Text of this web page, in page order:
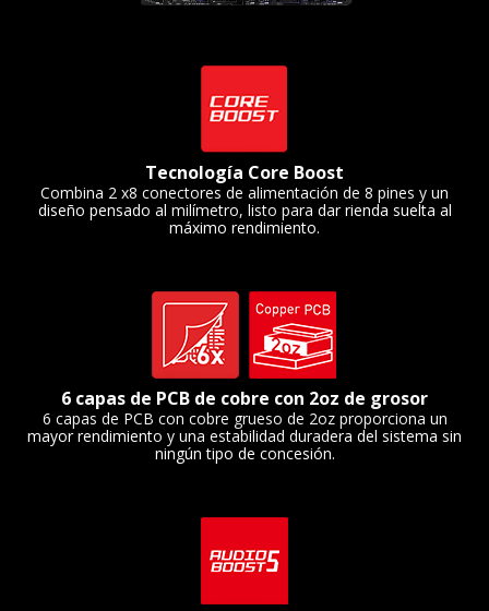
Tecnología Core Boost
Combina 2 x8 conectores de alimentación de 8 pines y un
diseño pensado al milímetro, listo para dar rienda suelta al
máximo rendimiento.
6 capas de PCB de cobre con 2oz de grosor
6 capas de PCB con cobre grueso de 2oz proporciona un
mayor rendimiento y una estabilidad duradera del sistema sin
ningún tipo de concesión.